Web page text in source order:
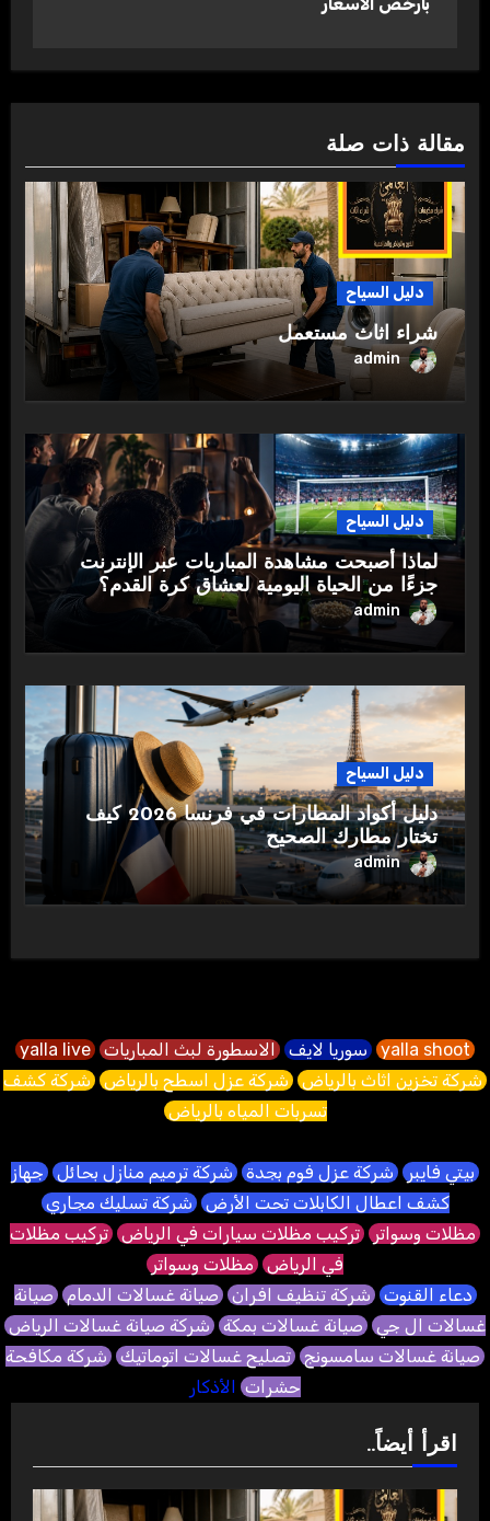
بأرخص الاسعار
مقالة ذات صلة
دليل السياح
شراء اثاث مستعمل
admin
دليل السياح
لماذا أصبحت مشاهدة المباريات عبر الإنترنت
جزءًا من الحياة اليومية لعشاق كرة القدم؟
admin
دليل السياح
دليل أكواد المطارات في فرنسا 2026 كيف
تختار مطارك الصحيح
admin
yalla shoot سوريا لايف الاسطورة لبث المباريات yalla live
شركة تخزين اثاث بالرياض شركة عزل اسطح بالرياض شركة كشف
تسربات المياه بالرياض
بيتي فايبر شركة عزل فوم بجدة شركة ترميم منازل بحائل جهاز
كشف اعطال الكابلات تحت الأرض شركة تسليك مجاري
مظلات وسواتر تركيب مظلات سيارات في الرياض تركيب مظلات
في الرياض مظلات وسواتر
دعاء القنوت شركة تنظيف افران صيانة غسالات الدمام صيانة
غسالات ال جي صيانة غسالات بمكة شركة صيانة غسالات الرياض
صيانة غسالات سامسونج تصليح غسالات اتوماتيك شركة مكافحة
حشرات الأذكار
اقرأ أيضاً..